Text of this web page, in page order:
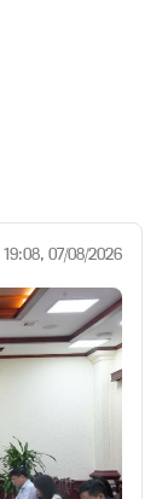
19:08, 07/08/2026